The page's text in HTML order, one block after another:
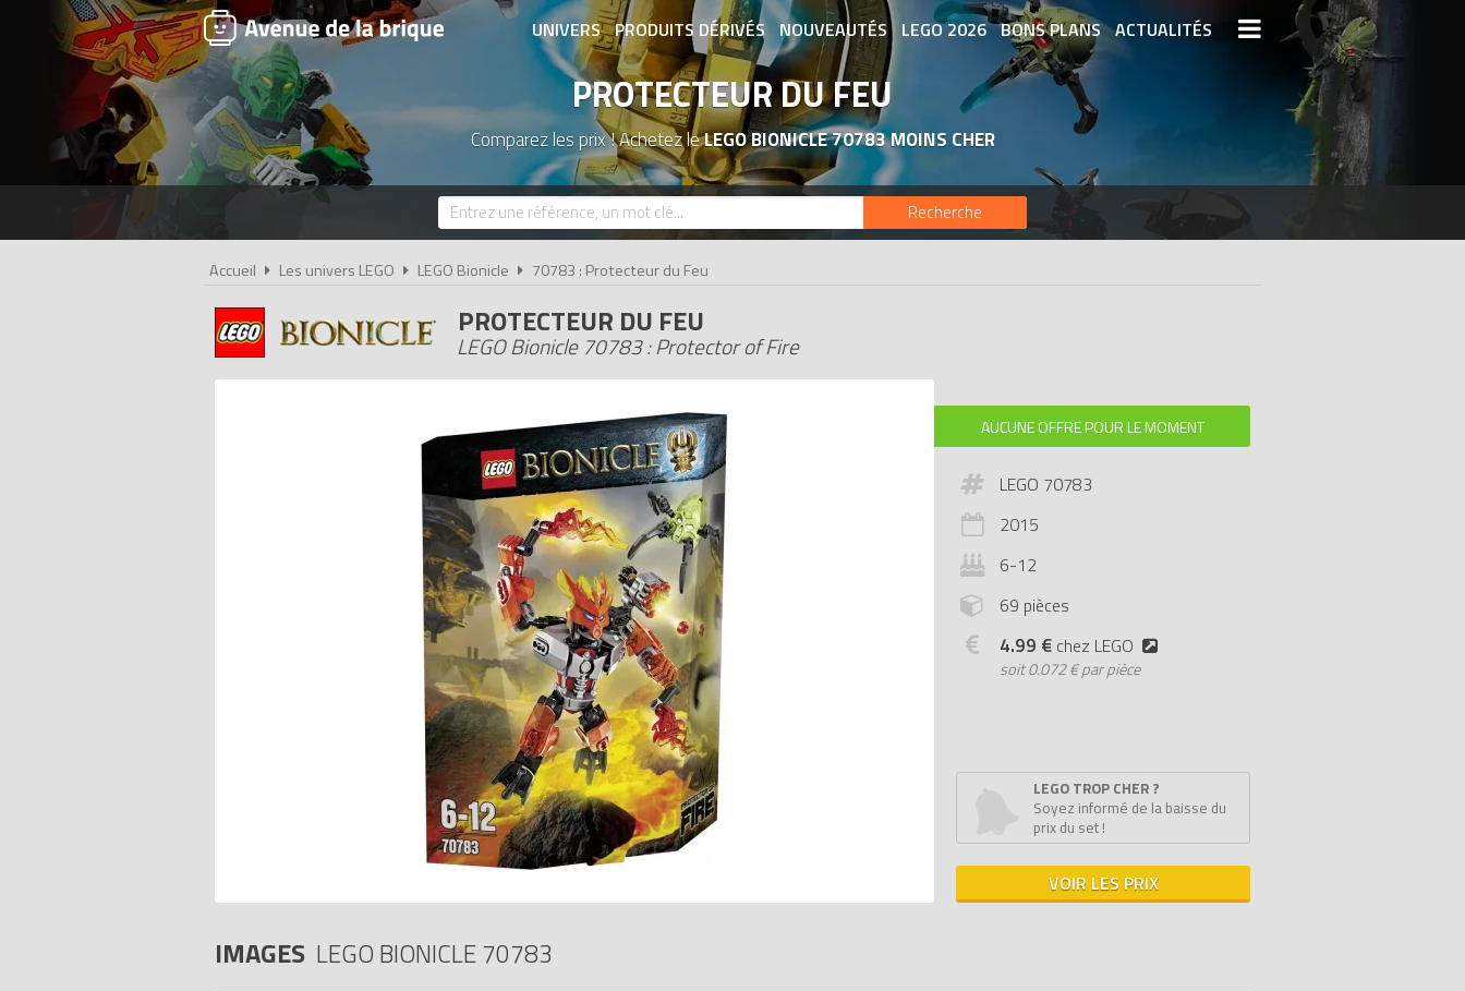
UNIVERS PRODUITS DÉRIVÉS NOUVEAUTÉS LEGO 2026 BONS PLANS ACTUALITÉS
ASSOCIATIONS DE FANS EXPOSITIONS LEGO LEGO LES PLUS CHERS
PROTECTEUR DU FEU
Comparez les prix ! Achetez leLEGO BIONICLE 70783 MOINS CHER
Recherche
Accueil Les univers LEGO LEGO Bionicle 70783 : Protecteur du Feu
PROTECTEUR DU FEU
LEGO Bionicle 70783 : Protector of Fire
AUCUNE OFFRE POUR LE MOMENT
LEGO 70783
2015
6-12
69 pièces
4.99 € chez LEGO
soit0.072 € par pièce
LEGO TROP CHER ?
Soyez informé de la baisse du
prix du set !
VOIR LES PRIX
IMAGES LEGO BIONICLE 70783